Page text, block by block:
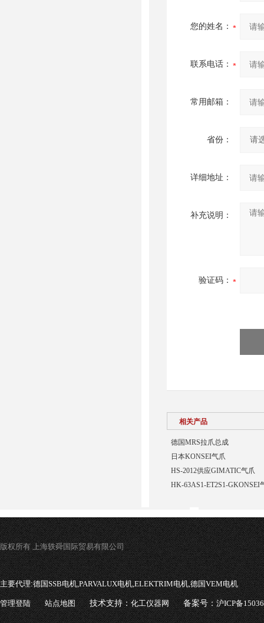
您的姓名：
联系电话：
常用邮箱：
省份：
详细地址：
补充说明：
验证码：
相关产品
德国MRS拉爪总成
日本KONSEI气爪
HS-2012供应GIMATIC气爪
HK-63AS1-ET2S1-GKONSEI
版权所有 上海轶舜国际贸易有限公司
主要代理:德国SSB电机,PARVALUX电机,ELEKTRIM电机,德国VEM电机
管理登陆 站点地图 技术支持：化工仪器网 备案号：沪ICP备